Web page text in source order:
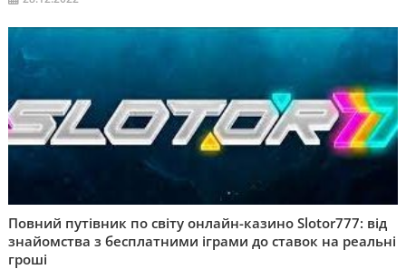
Повний путівник по світу онлайн-казино Slotor777: від
знайомства з бесплатними іграми до ставок на реальні
гроші